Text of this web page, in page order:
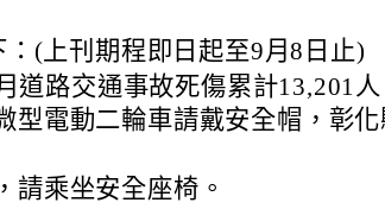
：(上刊期程即日起至9月8日止)
道路交通事故死傷累計13,201
型電動二輪車請戴安全帽，彰
請乘坐安全座椅。